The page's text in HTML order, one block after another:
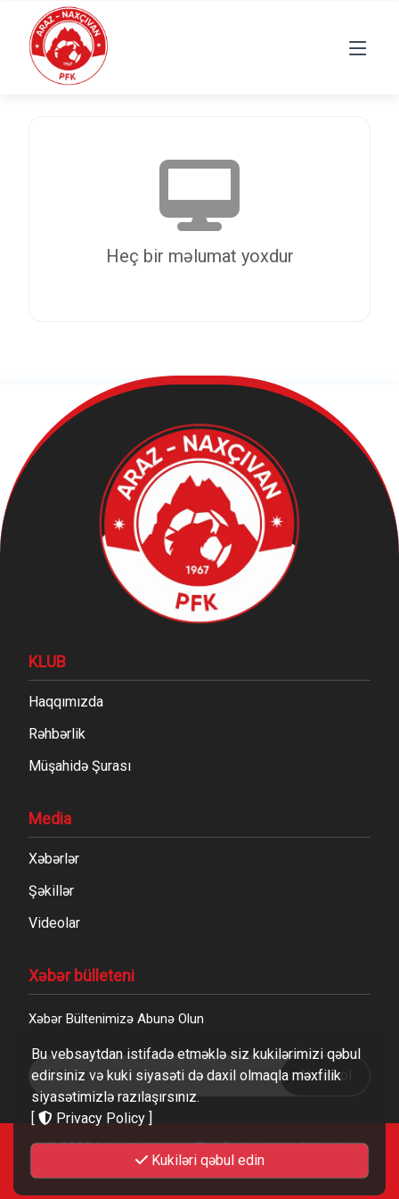
Heç bir məlumat yoxdur
KLUB
Haqqımızda
Rəhbərlik
Müşahidə Şurası
Media
Xəbərlər
Şəkillər
Videolar
Xəbər bülleteni
Xəbər Bültenimizə Abunə Olun
Abunə ol
© 2026biosstudio.comTərəfindən bütün hüquqlar
qorunur.
Bu vebsaytdan istifadə etməklə siz kukilərimizi qəbul
edirsiniz və kuki siyasəti də daxil olmaqla məxfilik
siyasətimizlə razılaşırsınız.
[
Privacy Policy ]
Kukiləri qəbul edin